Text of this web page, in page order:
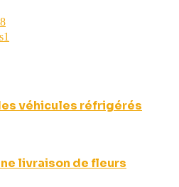
8
1
véhicules réfrigérés
livraison de fleurs